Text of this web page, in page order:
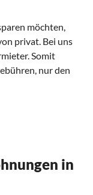
möchten,
privat. Bei uns
Somit
nur den
in